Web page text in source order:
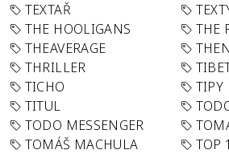
TEXTAŘ
THE HOOLIGANS
THE
THEAVERAGE
THRILLER
TICHO
TIPY
TITUL
TODO MESSENGER
TOMÁŠ MACHULA
TOP